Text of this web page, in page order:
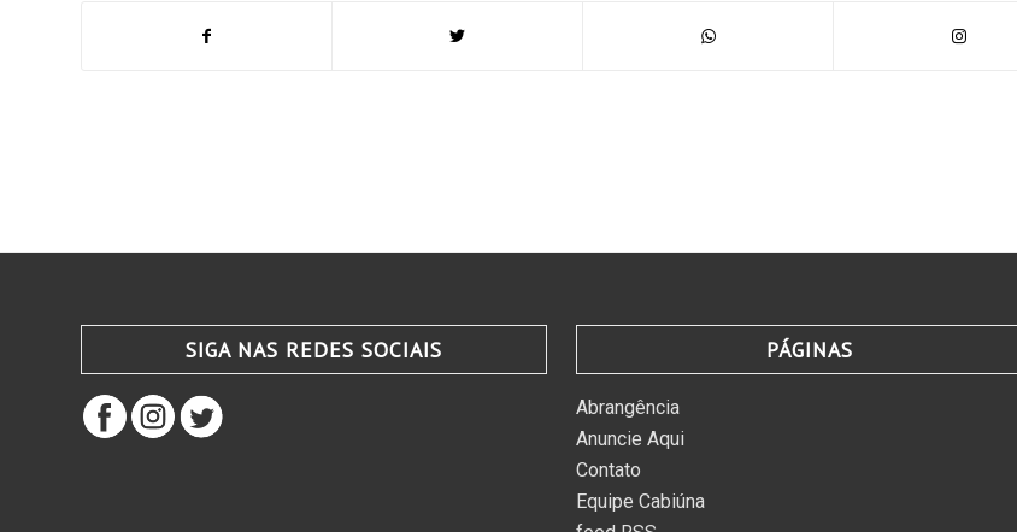
SIGA NAS REDES SOCIAIS PÁGINAS
Abrangência
Anuncie Aqui
Contato
Equipe Cabiúna